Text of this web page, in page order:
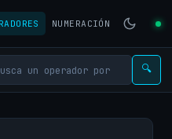
NUMERACIÓN
🔍